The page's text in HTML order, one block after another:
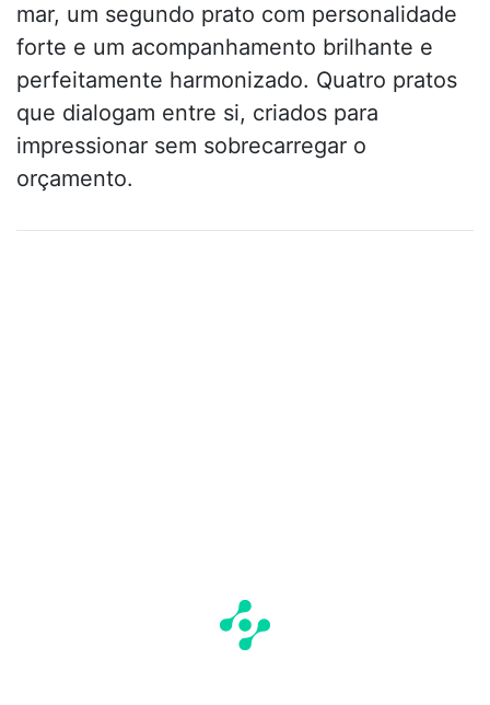
mar, um segundo prato com personalidade
forte e um acompanhamento brilhante e
perfeitamente harmonizado. Quatro pratos
que dialogam entre si, criados para
impressionar sem sobrecarregar o
orçamento.